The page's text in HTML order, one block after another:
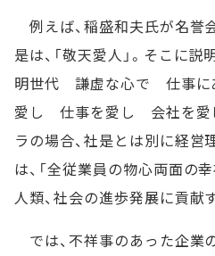
例えば、稲盛和夫氏が名誉
是は、「敬天愛人」。そこに
明世代 謙虚な心で 仕事
愛し 仕事を愛し 会社を愛
ラの場合、社是とは別に経営
は、「全従業員の物心両面の
人類、社会の進歩発展に貢献
では、不祥事のあった企業